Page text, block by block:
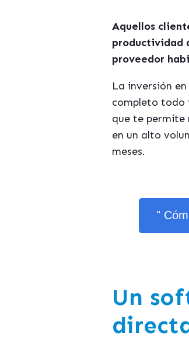
Aquellos
productividad
proveedor
La inversión en
completo todo
que te permite
en un alto
meses.
"
Un